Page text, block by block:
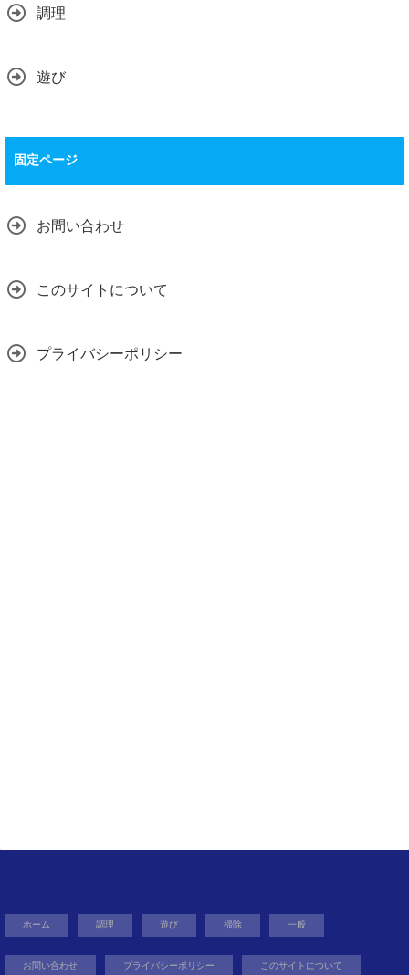
調理
遊び
固定ページ
お問い合わせ
このサイトについて
プライバシーポリシー
ホーム 調理 遊び 掃除 一般
お問い合わせ プライバシーポリシー このサイトについて